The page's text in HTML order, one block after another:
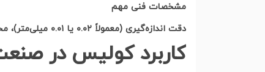
مشخصات فنی مهم
دقت اندازه‌گیری (معمولاً ۰.۰۲ یا ۰.۰۱ میلی‌متر)،
کاربرد کولیس در